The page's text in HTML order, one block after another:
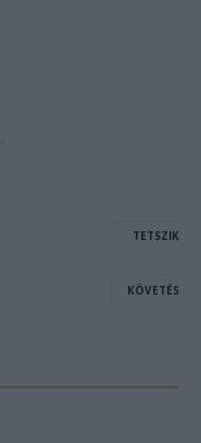
TETSZIK
KÖVETÉS